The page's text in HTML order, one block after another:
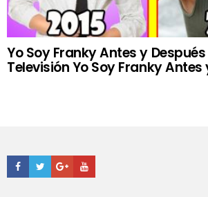
Yo Soy Franky Antes y
Televisión Yo Soy Franky
Facebook
TwitterGoogle+Youtube